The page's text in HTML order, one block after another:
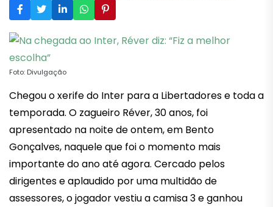
Foto: Divulgação
Chegou o xerife do Inter para a Libertadores e toda a
temporada. O zagueiro Réver, 30 anos, foi
apresentado na noite de ontem, em Bento
Gonçalves, naquele que foi o momento mais
importante do ano até agora. Cercado pelos
dirigentes e aplaudido por uma multidão de
assessores, o jogador vestiu a camisa 3 e ganhou